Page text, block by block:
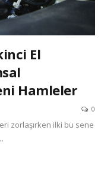
El
Hamleler
0
zorlaşırken ilki bu sene